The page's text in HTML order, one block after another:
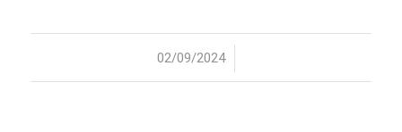
02/09/2024
/